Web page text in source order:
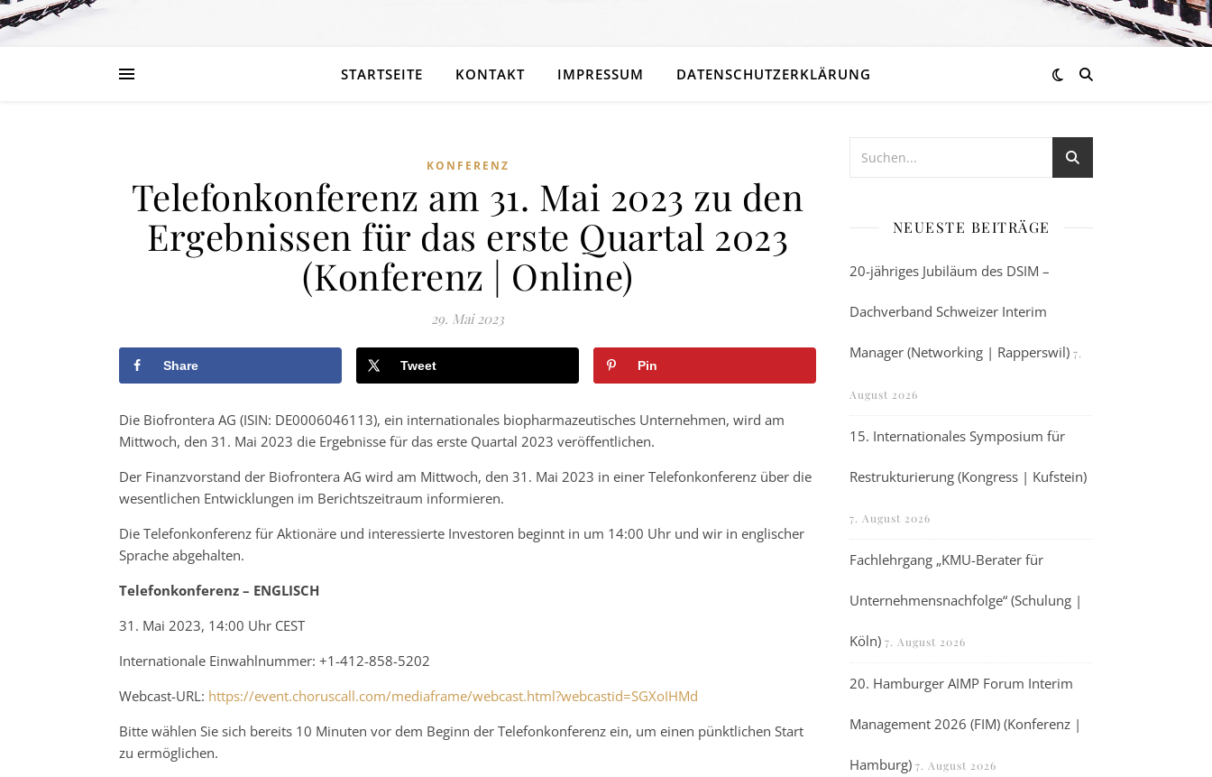
STARTSEITE KONTAKT IMPRESSUM DATENSCHUTZERKLÄRUNG
KONFERENZ
Telefonkonferenz am 31. Mai 2023 zu den
Ergebnissen für das erste Quartal 2023
(Konferenz | Online)
29. Mai 2023
Share Tweet Pin
Die Biofrontera AG (ISIN: DE0006046113), ein internationales biopharmazeutisches Unternehmen, wird am
Mittwoch, den 31. Mai 2023 die Ergebnisse für das erste Quartal 2023 veröffentlichen.
Der Finanzvorstand der Biofrontera AG wird am Mittwoch, den 31. Mai 2023 in einer Telefonkonferenz über die
wesentlichen Entwicklungen im Berichtszeitraum informieren.
Die Telefonkonferenz für Aktionäre und interessierte Investoren beginnt in um 14:00 Uhr und wir in englischer
Sprache abgehalten.
Telefonkonferenz – ENGLISCH
31. Mai 2023, 14:00 Uhr CEST
Internationale Einwahlnummer: +1-412-858-5202
Webcast-URL: https://event.choruscall.com/mediaframe/webcast.html?webcastid=SGXoIHMd
Bitte wählen Sie sich bereits 10 Minuten vor dem Beginn der Telefonkonferenz ein, um einen pünktlichen Start
zu ermöglichen.
NEUESTE BEITRÄGE
20-jähriges Jubiläum des DSIM –
Dachverband Schweizer Interim
Manager (Networking | Rapperswil) 7.
August 2026
15. Internationales Symposium für
Restrukturierung (Kongress | Kufstein)
7. August 2026
Fachlehrgang „KMU-Berater für
Unternehmensnachfolge“ (Schulung |
Köln) 7. August 2026
20. Hamburger AIMP Forum Interim
Management 2026 (FIM) (Konferenz |
Hamburg) 7. August 2026